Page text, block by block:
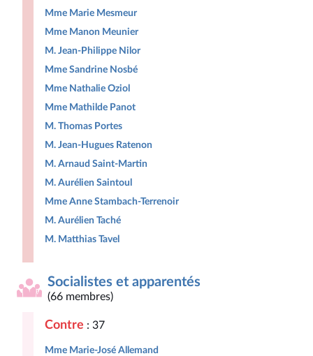
Mme Marie Mesmeur
Mme Manon Meunier
M. Jean-Philippe Nilor
Mme Sandrine Nosbé
Mme Nathalie Oziol
Mme Mathilde Panot
M. Thomas Portes
M. Jean-Hugues Ratenon
M. Arnaud Saint-Martin
M. Aurélien Saintoul
Mme Anne Stambach-Terrenoir
M. Aurélien Taché
M. Matthias Tavel
Socialistes et apparentés
(66 membres)
Contre : 37
Mme Marie-José Allemand